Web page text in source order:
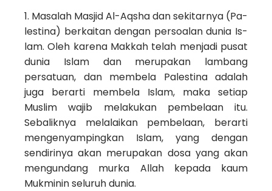
1. Masalah Masjid Al-Aqsha dan sekitarnya (Pa­
lestina) berkaitan dengan persoalan dunia Is­
lam. Oleh karena Makkah telah menjadi pusat
dunia Islam dan merupakan lambang
persatuan, dan membela Palestina adalah
juga berarti membela Is­lam, maka setiap
Muslim wajib melakukan pembela­an itu.
Sebaliknya melalaikan pembelaan, berarti
mengenyampingkan Islam, yang dengan
sendirinya akan merupakan dosa yang akan
mengundang murka Allah kepada kaum
Mukminin seluruh dunia.